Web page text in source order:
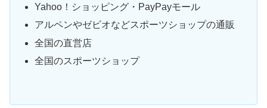
Yahoo！ショッピング・PayPayモール
アルペンやゼビオなどスポーツショップの通販
全国の直営店
全国のスポーツショップ